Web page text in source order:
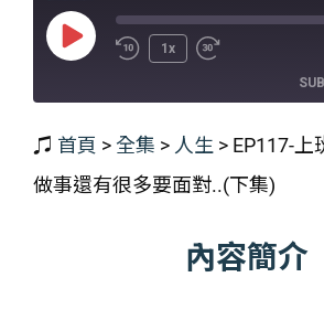
Play
1x
SHARE
LINK
♫ 首頁 > 全集 > 人生 > EP117-上
做事還有很多要面對..(下集)
內容簡介